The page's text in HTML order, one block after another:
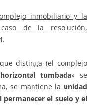
inmobiliario y la
de la resolución,
distinga (el complejo
tumbada» se
se mantiene la unidad
el suelo y el